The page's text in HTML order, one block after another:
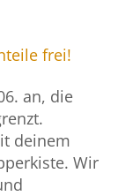
frei!
an, die
deinem
Wir